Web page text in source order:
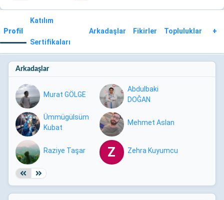
Profil
Katılım
Sertifikaları
Arkadaşlar Fikirler Topluluklar +
Arkadaşlar
Murat GÖLGE
Abdulbaki
DOĞAN
Ümmügülsüm
Kubat
Mehmet Aslan
Raziye Taşar Z Zehra Kuyumcu